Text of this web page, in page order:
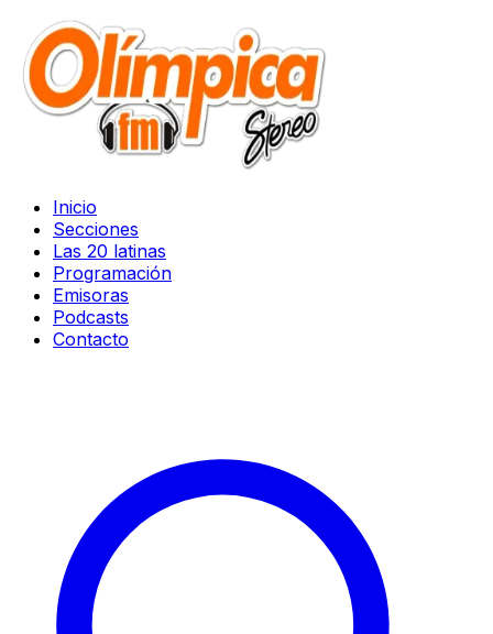
Inicio
Secciones
Las 20 latinas
Programación
Emisoras
Podcasts
Contacto